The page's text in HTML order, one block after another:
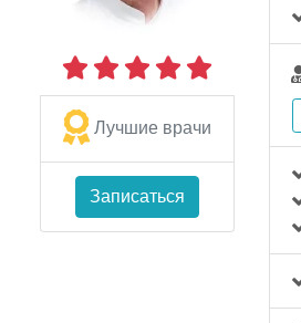
Лучшие врачи
Записаться